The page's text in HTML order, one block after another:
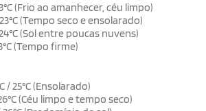
(Frio ao amanhecer, céu limpo)
(Tempo seco e ensolarado)
(Sol entre poucas nuvens)
(Tempo firme)
/ 25°C (Ensolarado)
(Céu limpo e tempo seco)